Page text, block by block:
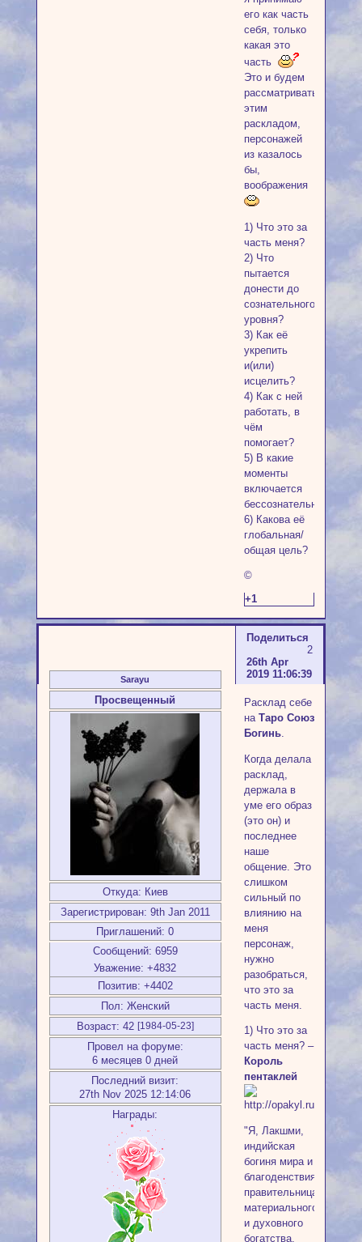
его как часть
себя, только
какая это
часть
Это и будем
рассматривать
этим
раскладом,
персонажей
из казалось
бы,
воображения
1) Что это за
часть меня?
2) Что
пытается
донести до
сознательного
уровня?
3) Как её
укрепить
и(или)
исцелить?
4) Как с ней
работать, в
чём
помогает?
5) В какие
моменты
включается
бессознательно?
6) Какова её
глобальная/
общая цель?
©
+1
Поделиться
2
26th Apr
2019 11:06:39
Sarayu
Просвещенный
Откуда: Киев
Зарегистрирован: 9th Jan 2011
Приглашений: 0
Сообщений: 6959
Уважение: +4832
Позитив: +4402
Пол: Женский
Возраст: 42 [1984-05-23]
Провел на форуме:
6 месяцев 0 дней
Последний визит:
27th Nov 2025 12:14:06
Награды:
Расклад себе
на Таро Союз
Богинь.
Когда делала
расклад,
держала в
уме его образ
(это он) и
последнее
наше
общение. Это
слишком
сильный по
влиянию на
меня
персонаж,
нужно
разобраться,
что это за
часть меня.
1) Что это за
часть меня? –
Король
пентаклей
"Я, Лакшми,
индийская
богиня мира и
благоденствия,
правительница
материального
и духовного
богатства,